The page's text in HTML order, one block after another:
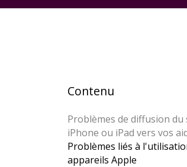
Contenu
Problèmes de diffusion du
iPhone ou iPad vers vos
Problèmes liés à
appareils Apple